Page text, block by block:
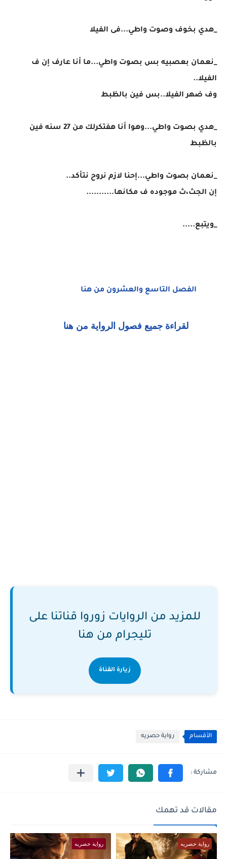
_هدي بخوف وصوت واطي...فى الفيلا
_نعمان بعصبيه بس بصوت واطي...ما أنا عارف إن ف
الفيلا..
وف ضهر الفيلا..بس فين بالظبط
_هدي بصوت واطي...وهوا أنا هفتكرلك من 27 سنه فين
بالظبط
_نعمان بصوت واطي...إحنا لازم نروح نتأكد..
إن الجث،ث موجوده ف مكانها...........
_ويتبع.....
الفصل التاسع والعشرون من هنا
لقراءة جميع فصول الرواية من هنا
للمزيد من الروايات زوروا قناتنا على
تليجرام من هنا
زيارة القناة
الأقسام رواية حصريه
مقالات قد تهمك
رواية حصريه رواية حصريه